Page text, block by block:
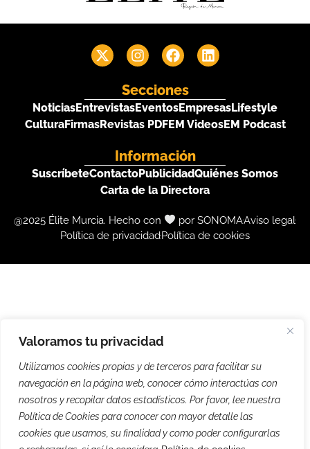
Valoramos tu privacidad
Utilizamos cookies propias y de terceros para facilitar su
navegación en la página web, conocer cómo interactúas con
nosotros y recopilar datos estadísticos. Por favor, lee nuestra
Política de Cookies para conocer con mayor detalle las
cookies que usamos, su finalidad y como poder configurarlas
Secciones
NoticiasEntrevistasEventosEmpresasLifestyle
CulturaFirmasRevistas PDFEM VideosEM Podcast
Información
SuscríbeteContactoPublicidadQuiénes Somos
Carta de la Directora
@2025 Élite Murcia. Hecho con por SONOMAAviso legal
Política de privacidadPolítica de cookies